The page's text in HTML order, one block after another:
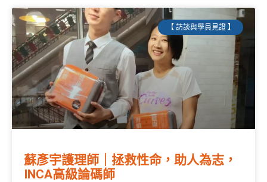
【 訪談與學員見證 】
蘇彥宇護理師｜拯救性命，助人為志，
INCA高級論碼師